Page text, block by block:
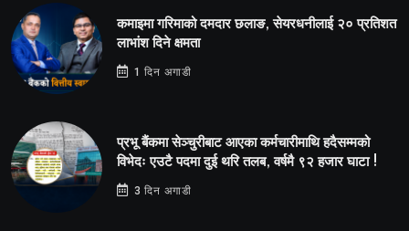
कमाइमा गरिमाको दमदार छलाङ, सेयरधनीलाई २० प्रतिशत
लाभांश दिने क्षमता
1 दिन अगाडी
प्रभू बैंकमा सेञ्चुरीबाट आएका कर्मचारीमाथि हदैसम्मको
विभेदः एउटै पदमा दुई थरि तलब, वर्षमै ९२ हजार घाटा !
3 दिन अगाडी